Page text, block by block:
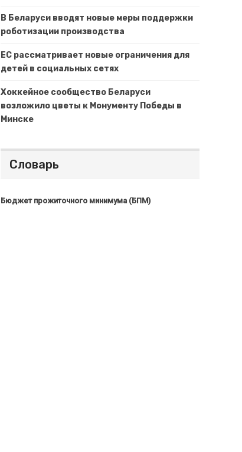
В Беларуси вводят новые меры поддержки
роботизации производства
ЕС рассматривает новые ограничения для
детей в социальных сетях
Хоккейное сообщество Беларуси
возложило цветы к Монументу Победы в
Минске
Словарь
Бюджет прожиточного минимума (БПМ)